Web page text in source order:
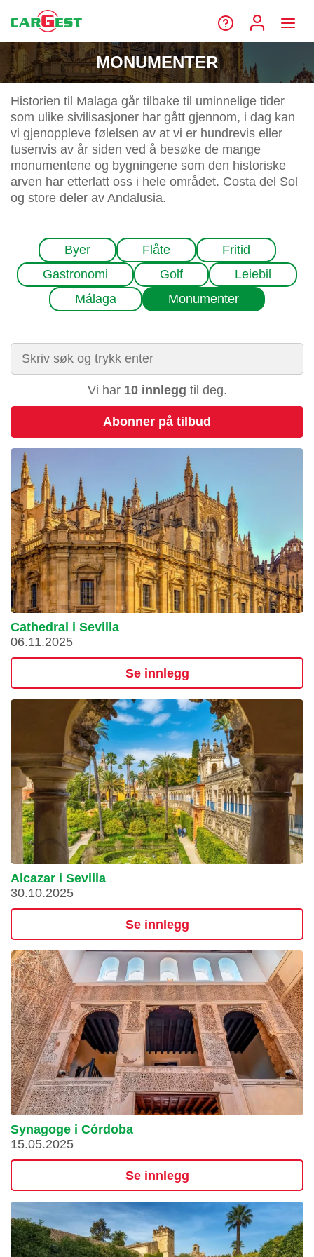
MONUMENTER
Historien til Malaga går tilbake til uminnelige tider
som ulike sivilisasjoner har gått gjennom, i dag kan
vi gjenoppleve følelsen av at vi er hundrevis eller
tusenvis av år siden ved å besøke de mange
monumentene og bygningene som den historiske
arven har etterlatt oss i hele området. Costa del Sol
og store deler av Andalusia.
Byer Flåte
Fritid
Gastronomi
Golf
Leiebil
Málaga
Monumenter
Vi har 10 innlegg til deg.
Abonner på tilbud
Cathedral i Sevilla
06.11.2025
Se innlegg
Alcazar i Sevilla
30.10.2025
Se innlegg
Synagoge i Córdoba
15.05.2025
Se innlegg